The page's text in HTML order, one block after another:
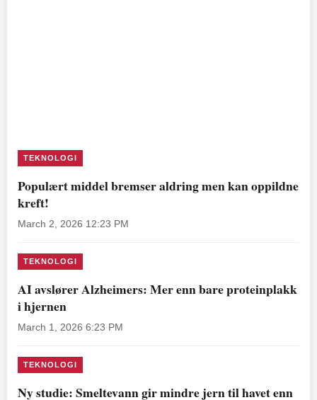
TEKNOLOGI
Populært middel bremser aldring men kan oppildne
kreft!
March 2, 2026 12:23 PM
TEKNOLOGI
AI avslører Alzheimers: Mer enn bare proteinplakk
i hjernen
March 1, 2026 6:23 PM
TEKNOLOGI
Ny studie: Smeltevann gir mindre jern til havet enn